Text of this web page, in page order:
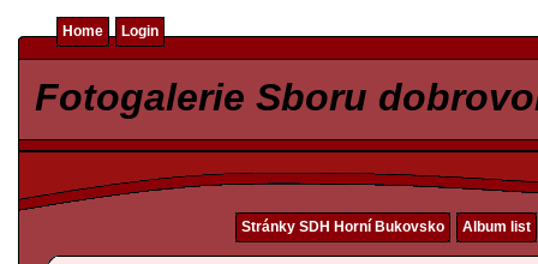
Home Login
Fotogalerie Sboru
Stránky SDH Horní Bukovsko Album list